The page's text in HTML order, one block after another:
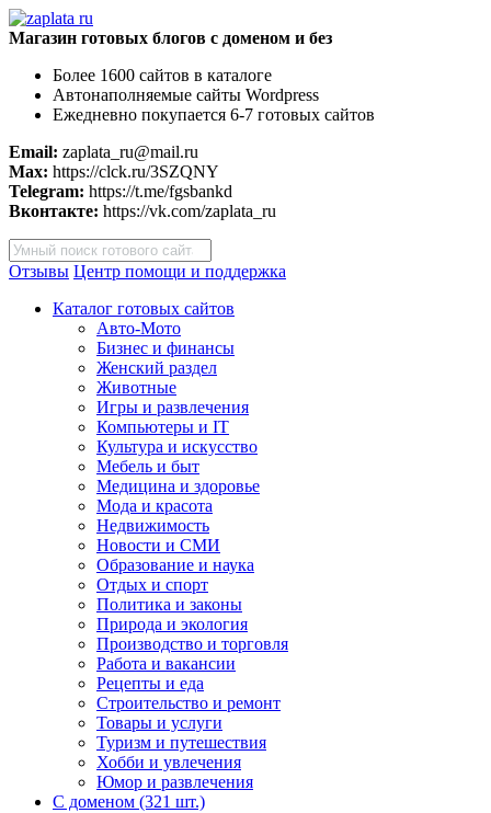
Магазин готовых блогов с доменом и без
Более 1600 сайтов в каталоге
Автонаполняемые сайты Wordpress
Ежедневно покупается 6-7 готовых сайтов
Email: zaplata_ru@mail.ru
Max: https://clck.ru/3SZQNY
Telegram: https://t.me/fgsbankd
Вконтакте: https://vk.com/zaplata_ru
Поиск
товаров
Отзывы Центр помощи и поддержка
Каталог готовых сайтов
Авто-Мото
Бизнес и финансы
Женский раздел
Животные
Игры и развлечения
Компьютеры и IT
Культура и искусство
Мебель и быт
Медицина и здоровье
Мода и красота
Недвижимость
Новости и СМИ
Образование и наука
Отдых и спорт
Политика и законы
Природа и экология
Производство и торговля
Работа и вакансии
Рецепты и еда
Строительство и ремонт
Товары и услуги
Туризм и путешествия
Хобби и увлечения
Юмор и развлечения
С доменом (321 шт.)